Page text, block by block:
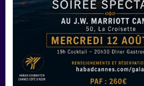
Manger Cacher
Liste des restaurants cacher
Restaurants cacher à Paris
Restaurants cacher à Deauville